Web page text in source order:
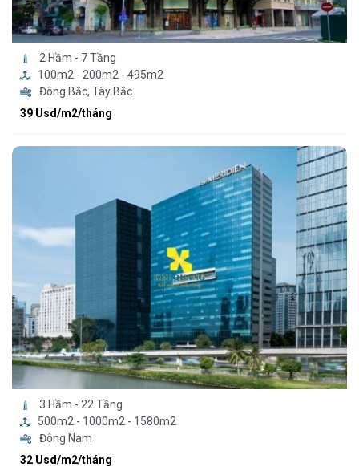
2 Hầm - 7 Tầng
100m2 - 200m2 - 495m2
Đông Bắc, Tây Bắc
39 Usd/m2/tháng
3 Hầm - 22 Tầng
500m2 - 1000m2 - 1580m2
Đông Nam
32 Usd/m2/tháng